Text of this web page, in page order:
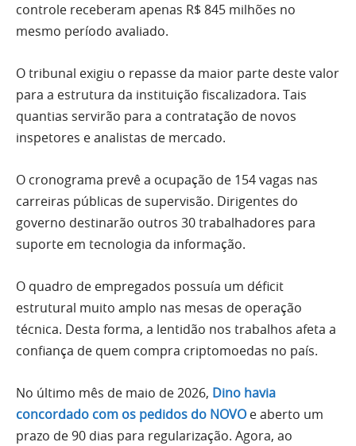
controle receberam apenas R$ 845 milhões no
mesmo período avaliado.
O tribunal exigiu o repasse da maior parte deste valor
para a estrutura da instituição fiscalizadora. Tais
quantias servirão para a contratação de novos
inspetores e analistas de mercado.
O cronograma prevê a ocupação de 154 vagas nas
carreiras públicas de supervisão. Dirigentes do
governo destinarão outros 30 trabalhadores para
suporte em tecnologia da informação.
O quadro de empregados possuía um déficit
estrutural muito amplo nas mesas de operação
técnica. Desta forma, a lentidão nos trabalhos afeta a
confiança de quem compra criptomoedas no país.
No último mês de maio de 2026, Dino havia
concordado com os pedidos do NOVOe aberto um
prazo de 90 dias para regularização. Agora, ao